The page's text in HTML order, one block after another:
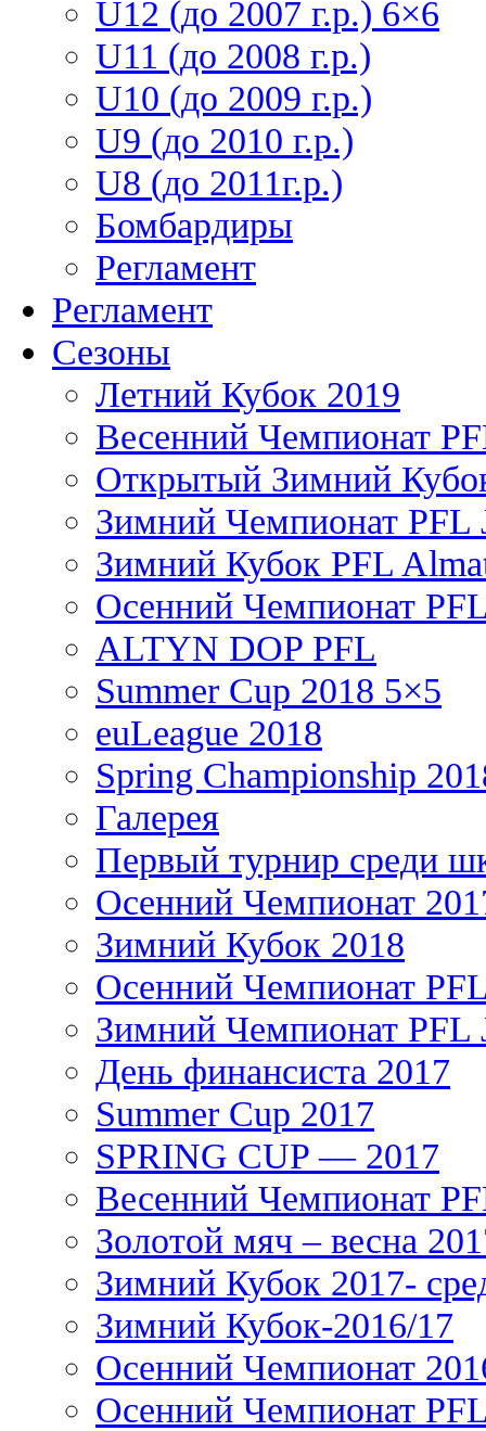
U12 (до 2007 г.р.) 6×6
U11 (до 2008 г.р.)
U10 (до 2009 г.р.)
U9 (до 2010 г.р.)
U8 (до 2011г.р.)
Бомбардиры
Регламент
Регламент
Сезоны
Летний Кубок 2019
Весенний Чемпионат
Открытый Зимний
Зимний Чемпионат PFL
Зимний Кубок PFL
Осенний Чемпионат
ALTYN DOP PFL
Summer Cup 2018 5×5
euLeague 2018
Spring Championship
Галерея
Первый турнир среди
Осенний Чемпионат
Зимний Кубок 2018
Осенний Чемпионат
Зимний Чемпионат PFL
День финансиста 2017
Summer Cup 2017
SPRING CUP — 2017
Весенний Чемпионат
Золотой мяч – весна
Зимний Кубок 2017-
Зимний Кубок-2016/17
Осенний Чемпионат
Осенний Чемпионат